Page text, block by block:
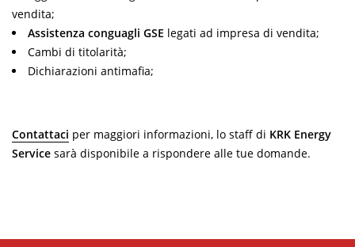
vendita;
Assistenza conguagli GSE legati ad impresa di vendita;
Cambi di titolarità;
Dichiarazioni antimafia;
Contattaci per maggiori informazioni, lo staff di KRK Energy
Service sarà disponibile a rispondere alle tue domande.